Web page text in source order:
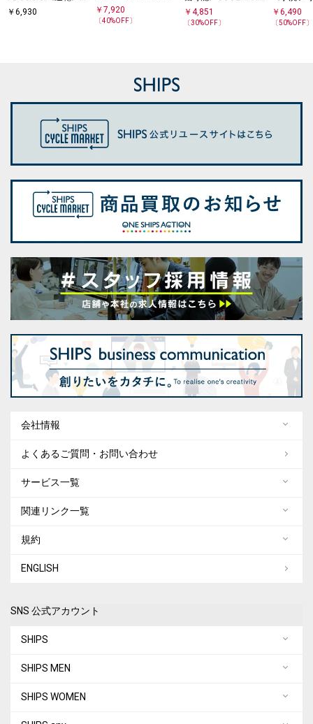
MART TECH(R) ボタ
￥ 6,930
ダウン ショートスリ
ーブ シャツ
￥7,920
〔40%OFF〕
(R) カノコ ボタンダ
ウン ショートスリー
￥ 4,851
〔30%OFF〕
セル エア
ン デニム
￥6,490
〔50%OFF〕
会社情報
よくあるご質問・お問い合わせ
サービス一覧
関連リンク一覧
規約
ENGLISH
SNS 公式アカウント
SHIPS
SHIPS MEN
SHIPS WOMEN